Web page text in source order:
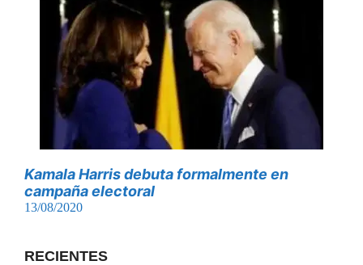
Kamala Harris debuta formalmente en
campaña electoral
13/08/2020
RECIENTES